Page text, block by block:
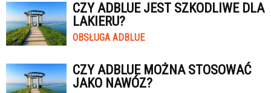
CZY ADBLUE JEST SZKODLIWE DLA
LAKIERU?
OBSŁUGA ADBLUE
CZY ADBLUE MOŻNA STOSOWAĆ
JAKO NAWÓZ?